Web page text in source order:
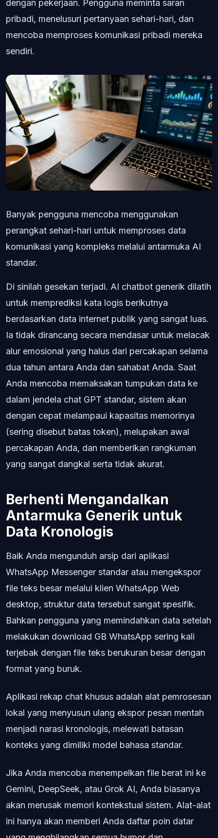
dengan pekerjaan. Pengguna meminta saran
pribadi, menelusuri pertanyaan sehari-hari, dan
mencoba memproses komunikasi pribadi mereka
sendiri.
Banyak pengguna mencoba menggunakan
perangkat sehari-hari untuk memproses data
komunikasi yang kompleks melalui antarmuka AI
standar.
Di sinilah gesekan terjadi. AI chatbot generik dilatih
untuk memprediksi kata logis berikutnya
berdasarkan data internet publik yang sangat luas.
Ia tidak dirancang secara mendasar untuk melacak
alur emosional yang halus dari percakapan selama
dua tahun antara Anda dan sahabat Anda. Saat
Anda mencoba memaksakan tumpukan data ke
dalam jendela chat GPT standar, sistem akan
dengan cepat melampaui kapasitas memorinya
(sering disebut batas token), melupakan awal
percakapan Anda, dan memberikan rangkuman
yang sangat dangkal serta tidak akurat.
Berhenti Mengandalkan
Antarmuka Generik untuk
Data Kronologis
Baik Anda mengunduh arsip dari aplikasi
WhatsApp Messenger standar atau mengekspor
file teks besar melalui klien WhatsApp Web
desktop, struktur data tersebut sangat spesifik.
Bahkan pengguna yang memindahkan data setelah
melakukan download GB WhatsApp sering kali
terjebak dengan file teks berukuran besar dengan
format yang buruk.
Aplikasi rekap chat khusus adalah alat pemrosesan
lokal yang menyusun ulang ekspor pesan mentah
menjadi narasi kronologis, melewati batasan
konteks yang dimiliki model bahasa standar.
Jika Anda mencoba menempelkan file berat ini ke
Gemini, DeepSeek, atau Grok AI, Anda biasanya
akan merusak memori kontekstual sistem. Alat-alat
ini hanya akan memberi Anda daftar poin datar